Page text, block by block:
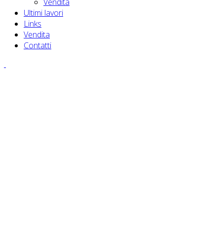
Ultimi lavori
Links
Vendita
Contatti